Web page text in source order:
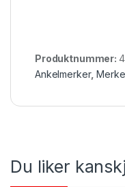
Produktnummer:
Ankelmerker,
Du liker